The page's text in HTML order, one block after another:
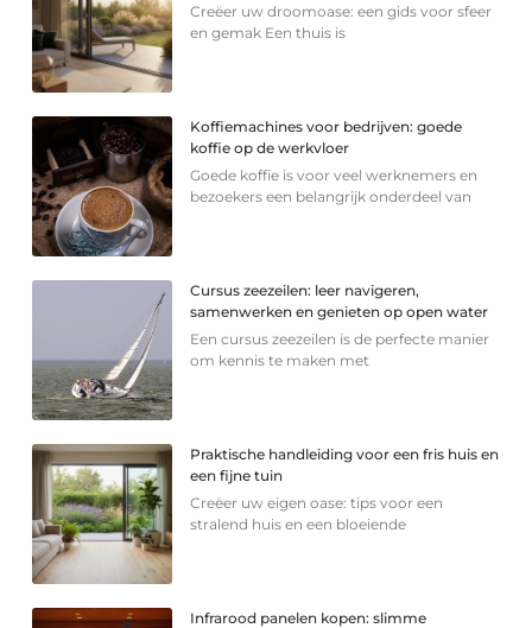
Creëer uw droomoase: een gids voor sfeer
en gemak Een thuis is
Koffiemachines voor bedrijven: goede
koffie op de werkvloer
Goede koffie is voor veel werknemers en
bezoekers een belangrijk onderdeel van
Cursus zeezeilen: leer navigeren,
samenwerken en genieten op open water
Een cursus zeezeilen is de perfecte manier
om kennis te maken met
Praktische handleiding voor een fris huis en
een fijne tuin
Creëer uw eigen oase: tips voor een
stralend huis en een bloeiende
Infrarood panelen kopen: slimme